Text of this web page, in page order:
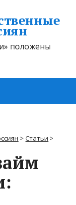
положены
>Статьи >